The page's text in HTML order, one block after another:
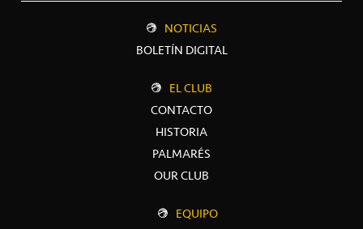
NOTICIAS
BOLETÍN DIGITAL
EL CLUB
CONTACTO
HISTORIA
PALMARÉS
OUR CLUB
EQUIPO